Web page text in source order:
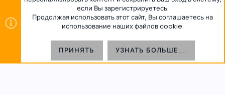
S
ВЕРХ
если Вы зарегистрируетесь.
Продолжая использовать этот сайт, Вы соглашаетесь на
использование наших файлов cookie.
ПРИНЯТЬ УЗНАТЬ БОЛЬШЕ....